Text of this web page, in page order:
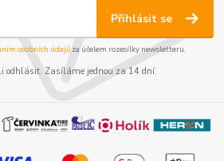
Přihlásit se
osobních údajůza účelem rozesílky newsletteru.
odhlásit. Zasíláme jednou za 14 dní.